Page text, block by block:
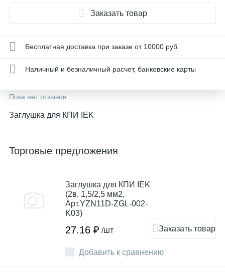
Заказать товар
Бесплатная доставка при заказе от 10000 руб.
Наличный и безналичный расчет, банковские карты
Пока нет отзывов
Заглушка для КПИ IEK
Торговые предложения
Добавить к сравнению
Заглушка для КПИ IEK
(2в, 1,5/2,5 мм2,
Арт.YZN11D-ZGL-002-
K03)
27.16 ₽ /шт Заказать товар